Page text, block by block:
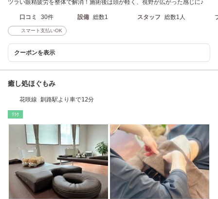
ツラい眼精疲労を整体で解消！施術後は頭が軽く、視野が広がった感じに♪
口コミ 30件 設備 総数1 スタッフ 総数1人
スマート支払いOK
クーポンを表示
癒し処ほぐもみ
花咲線 釧路駅より車で12分
ﾘﾗｸ